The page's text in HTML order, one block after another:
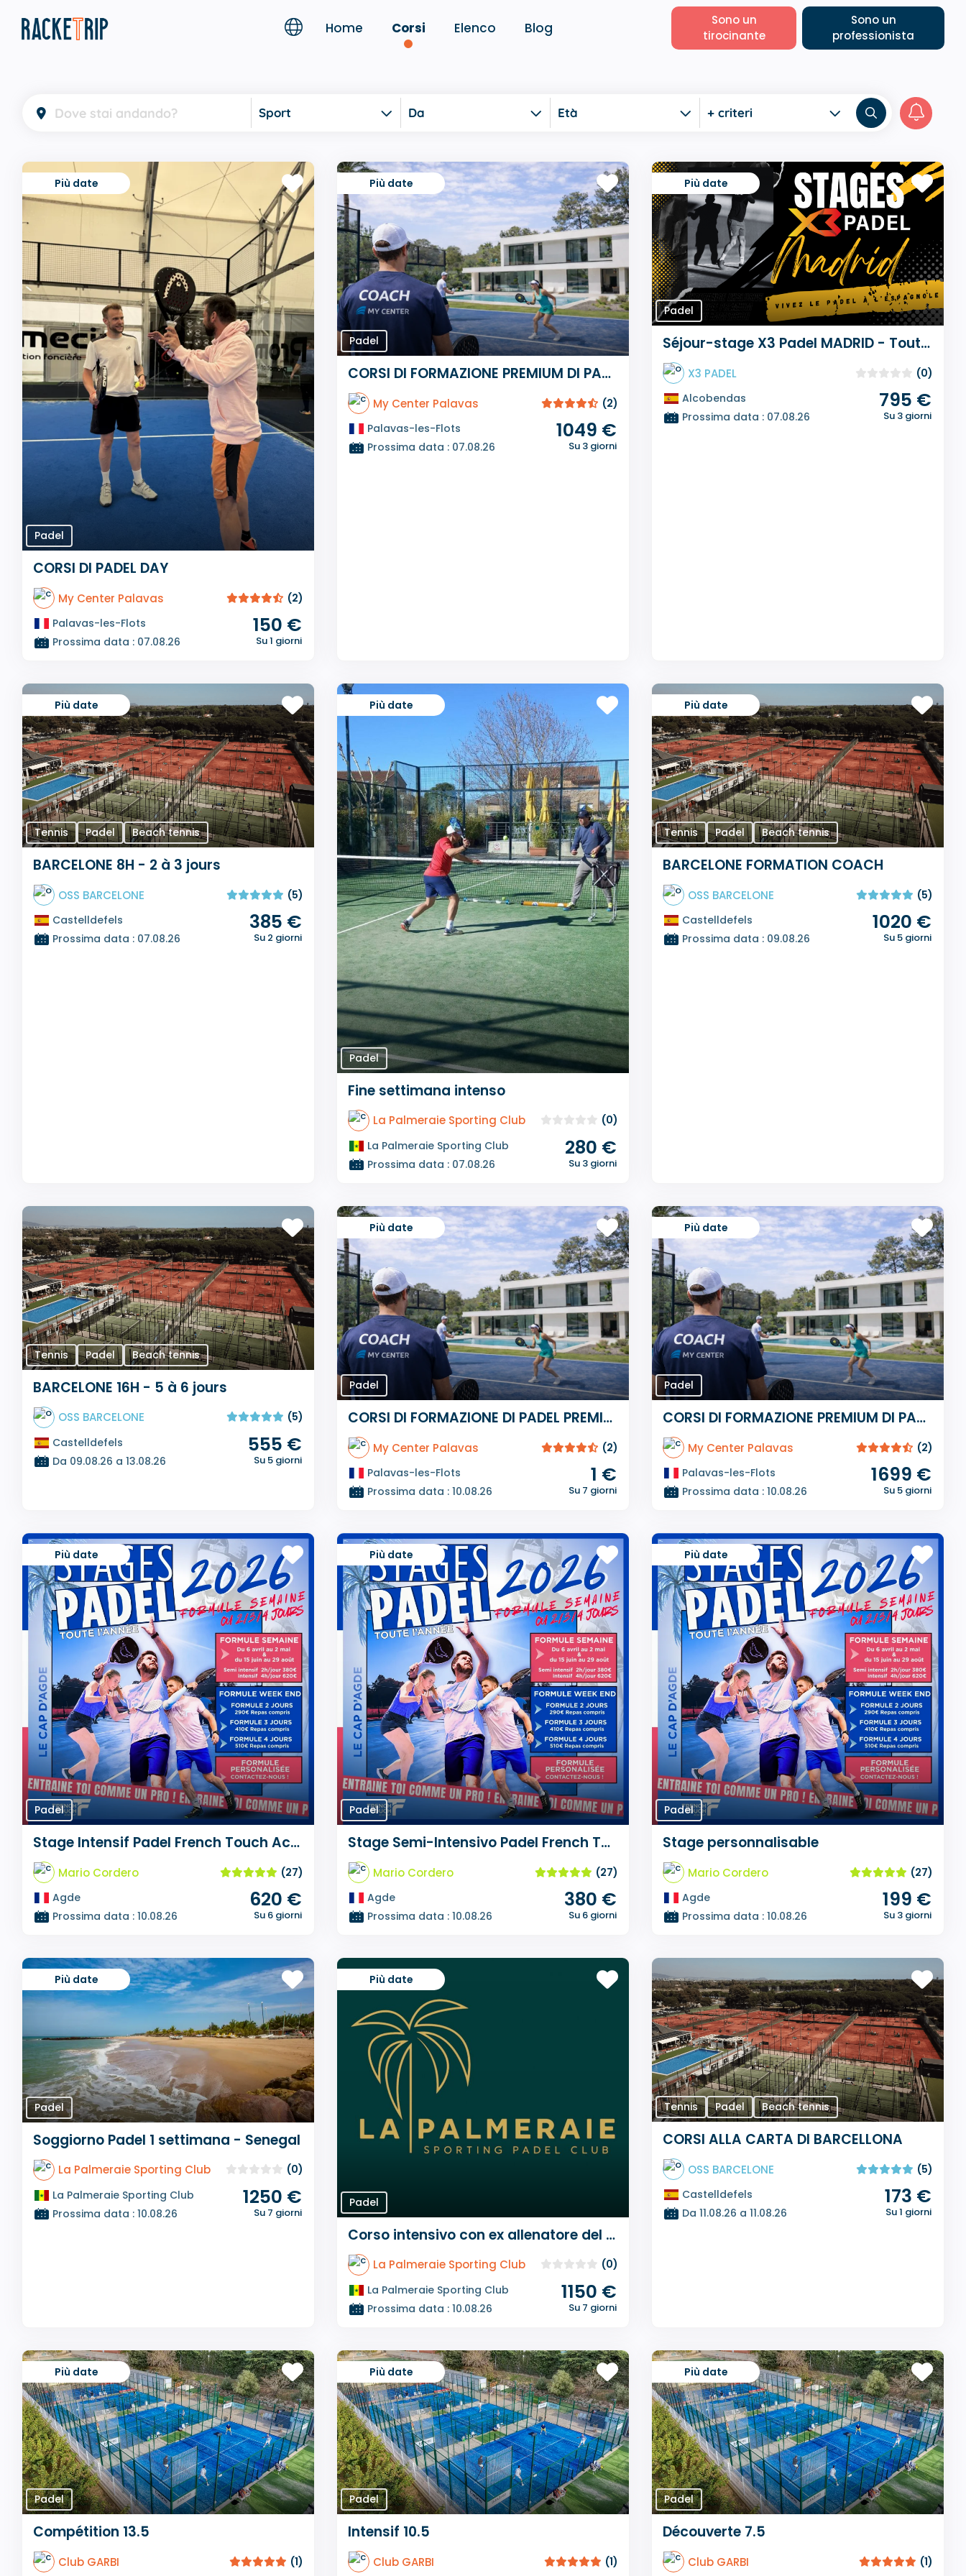
Home Corsi Elenco Blog
Sono un
tirocinante
Sono un
professionista
Sport Da Età + criteri
Più date
Padel
CORSI DI PADEL DAY
My Center Palavas
(2)
Palavas-les-Flots
Prossima data : 07.08.26
150 €
Su 1 giorni
Più date
Padel
CORSI DI FORMAZIONE PREMIUM DI PADEL DI 3 GIORNI
My Center Palavas
(2)
Palavas-les-Flots
Prossima data : 07.08.26
1049 €
Su 3 giorni
Più date
Padel
Séjour-stage X3 Padel MADRID - Toute l'année sur mesure
X3 PADEL
(0)
Alcobendas
Prossima data : 07.08.26
795 €
Su 3 giorni
Più date
Tennis Padel Beach tennis
BARCELONE 8H - 2 à 3 jours
OSS BARCELONE
(5)
Castelldefels
Prossima data : 07.08.26
385 €
Su 2 giorni
Più date
Padel
Fine settimana intenso
La Palmeraie Sporting Club
(0)
La Palmeraie Sporting Club
Prossima data : 07.08.26
280 €
Su 3 giorni
Più date
Tennis Padel Beach tennis
BARCELONE FORMATION COACH
OSS BARCELONE
(5)
Castelldefels
Prossima data : 09.08.26
1020 €
Su 5 giorni
Tennis Padel Beach tennis
BARCELONE 16H - 5 à 6 jours
OSS BARCELONE
(5)
Castelldefels
Da 09.08.26 a 13.08.26
555 €
Su 5 giorni
Più date
Padel
CORSI DI FORMAZIONE DI PADEL PREMIUM SU MISURA
My Center Palavas
(2)
Palavas-les-Flots
Prossima data : 10.08.26
1 €
Su 7 giorni
Più date
Padel
CORSI DI FORMAZIONE PREMIUM DI PADEL DI 5 GIORNI
My Center Palavas
(2)
Palavas-les-Flots
Prossima data : 10.08.26
1699 €
Su 5 giorni
Più date
Padel
Stage Intensif Padel French Touch Academy
Mario Cordero
(27)
Agde
Prossima data : 10.08.26
620 €
Su 6 giorni
Più date
Padel
Stage Semi-Intensivo Padel French Touch Academy
Mario Cordero
(27)
Agde
Prossima data : 10.08.26
380 €
Su 6 giorni
Più date
Padel
Stage personnalisable
Mario Cordero
(27)
Agde
Prossima data : 10.08.26
199 €
Su 3 giorni
Più date
Padel
Soggiorno Padel 1 settimana - Senegal
La Palmeraie Sporting Club
(0)
La Palmeraie Sporting Club
Prossima data : 10.08.26
1250 €
Su 7 giorni
Più date
Padel
Corso intensivo con ex allenatore del WPT
La Palmeraie Sporting Club
(0)
La Palmeraie Sporting Club
Prossima data : 10.08.26
1150 €
Su 7 giorni
Tennis Padel Beach tennis
CORSI ALLA CARTA DI BARCELLONA
OSS BARCELONE
(5)
Castelldefels
Da 11.08.26 a 11.08.26
173 €
Su 1 giorni
Più date
Padel
Compétition 13.5
Club GARBI (1)
Più date
Padel
Intensif 10.5
Club GARBI (1)
Più date
Padel
Découverte 7.5
Club GARBI (1)